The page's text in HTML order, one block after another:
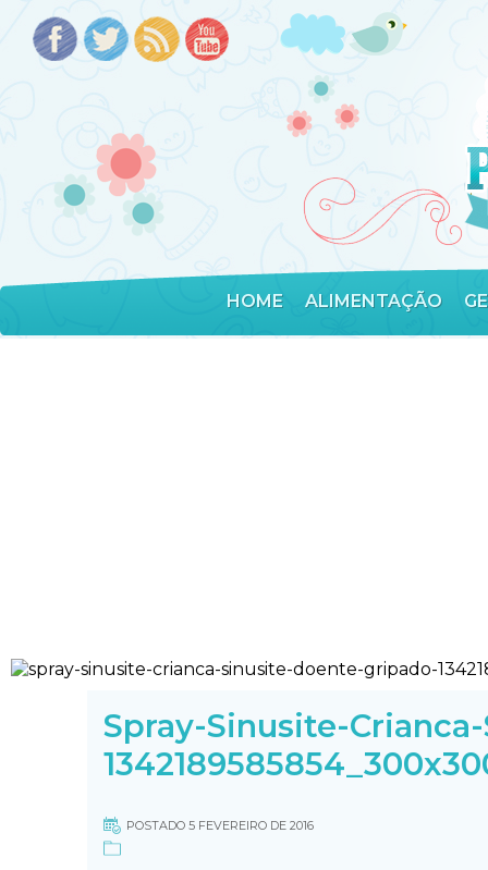
HOME ALIMENTAÇÃO
Spray-Sinusite-
POSTADO 5 FEVEREIRO DE 2016